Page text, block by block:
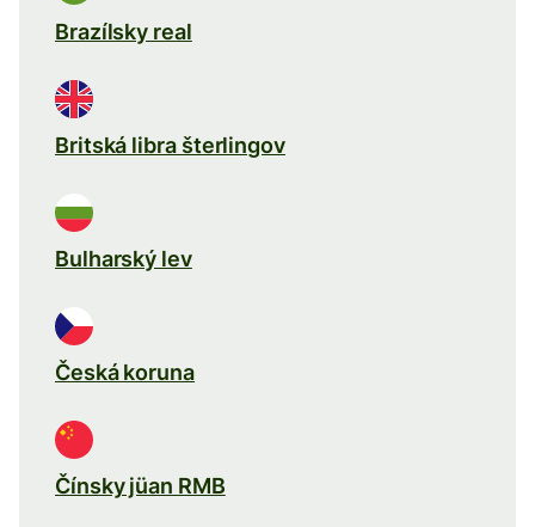
Brazílsky real
Britská libra šterlingov
Bulharský lev
Česká koruna
Čínsky jüan RMB